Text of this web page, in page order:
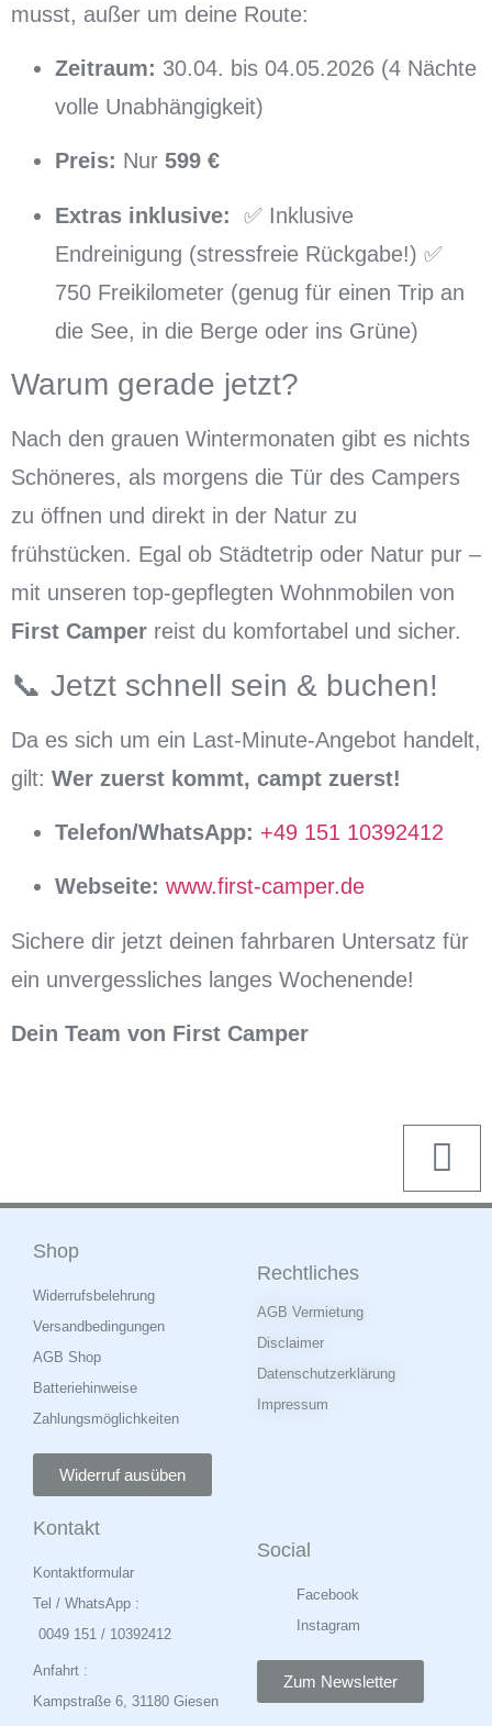
musst, außer um deine Route:
Zeitraum: 30.04. bis 04.05.2026 (4 Nächte
volle Unabhängigkeit)
Preis: Nur 599 €
Extras inklusive: ✅ Inklusive
Endreinigung (stressfreie Rückgabe!) ✅
750 Freikilometer (genug für einen Trip an
die See, in die Berge oder ins Grüne)
Warum gerade jetzt?
Nach den grauen Wintermonaten gibt es nichts
Schöneres, als morgens die Tür des Campers
zu öffnen und direkt in der Natur zu
frühstücken. Egal ob Städtetrip oder Natur pur –
mit unseren top-gepflegten Wohnmobilen von
First Camper reist du komfortabel und sicher.
📞 Jetzt schnell sein & buchen!
Da es sich um ein Last-Minute-Angebot handelt,
gilt: Wer zuerst kommt, campt zuerst!
Telefon/WhatsApp: +49 151 10392412
Webseite: www.first-camper.de
Sichere dir jetzt deinen fahrbaren Untersatz für
ein unvergessliches langes Wochenende!
Dein Team von First Camper
Shop
Widerrufsbelehrung
Versandbedingungen
AGB Shop
Batteriehinweise
Zahlungsmöglichkeiten
Widerruf ausüben
Rechtliches
AGB Vermietung
Disclaimer
Datenschutzerklärung
Impressum
Kontakt
Kontaktformular
Tel / WhatsApp :
0049 151 / 10392412
Anfahrt :
Kampstraße 6, 31180 Giesen
Social
Facebook
Instagram
Zum Newsletter